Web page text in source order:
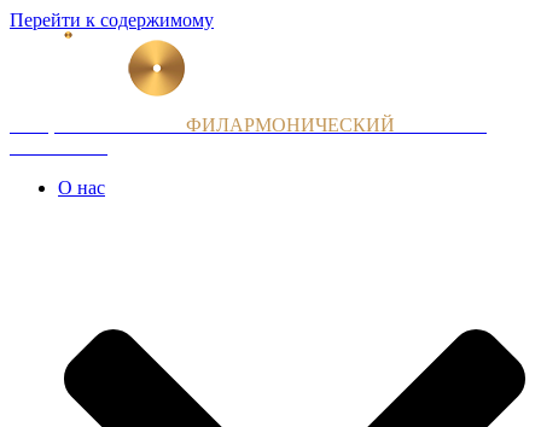
Перейти к содержимому
ФИЛАРМОНИЧЕСКИЙ
О нас